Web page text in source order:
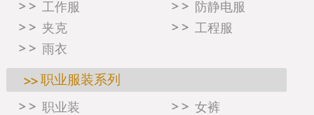
工作服
防静电服
夹克
工程服
雨衣
职业服装系列
职业装
女裤